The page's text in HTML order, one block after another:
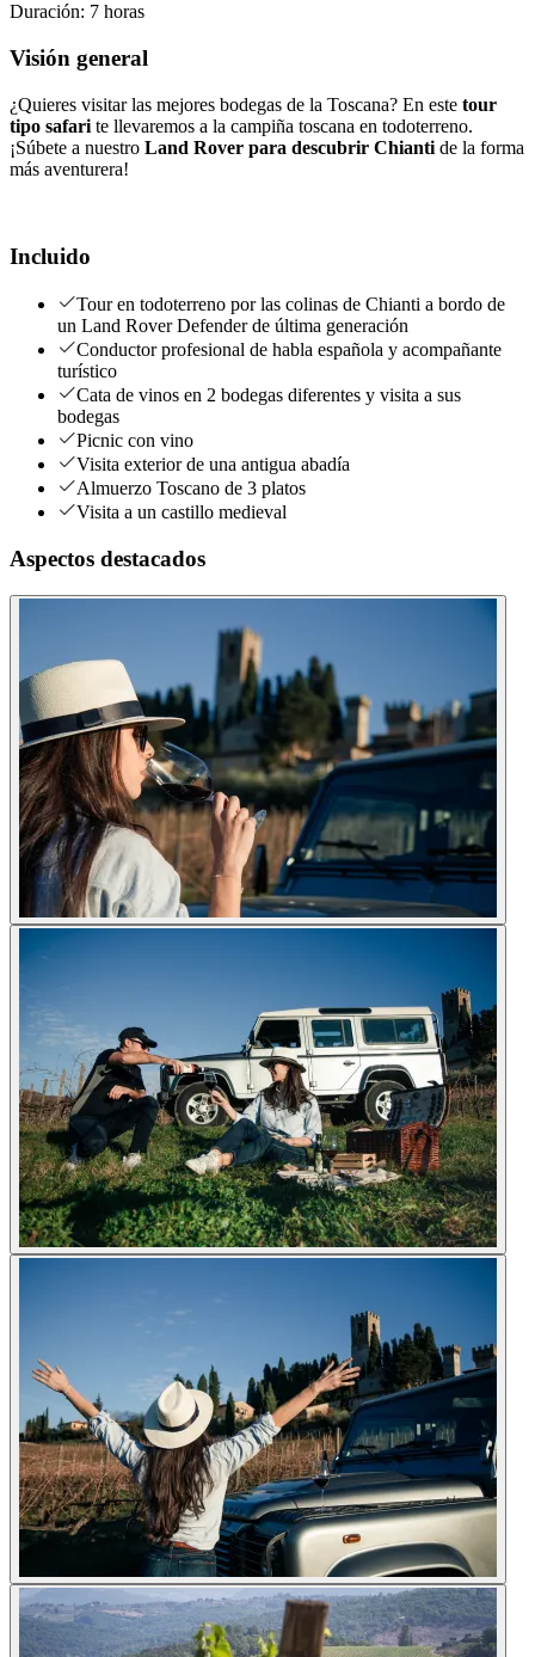
Duración: 7 horas
Visión general
¿Quieres visitar las mejores bodegas de la Toscana? En este tour
tipo safari te llevaremos a la campiña toscana en todoterreno.
¡Súbete a nuestro Land Rover para descubrir Chianti de la forma
más aventurera!
Incluido
Tour en todoterreno por las colinas de Chianti a bordo de
un Land Rover Defender de última generación
Conductor profesional de habla española y acompañante
turístico
Cata de vinos en 2 bodegas diferentes y visita a sus
bodegas
Picnic con vino
Visita exterior de una antigua abadía
Almuerzo Toscano de 3 platos
Visita a un castillo medieval
Aspectos destacados